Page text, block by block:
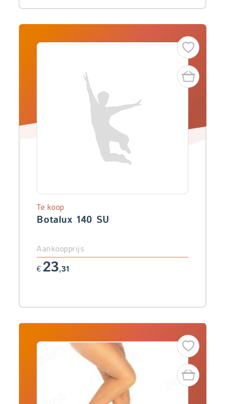
Botalux 140 SU
Te koop
Aankoopprijs
€ 23,31